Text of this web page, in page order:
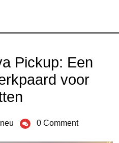
Pickup: Een
voor
0 Comment